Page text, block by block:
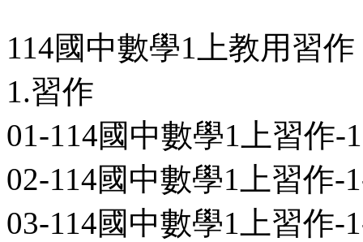
114國中數學1上教用習作
1.習作
01-114國中數學1上習作-
02-114國中數學1上習作-
03-114國中數學1上習作-